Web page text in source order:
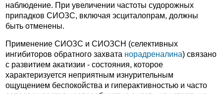
наблюдение. При увеличении частоты судорожных
припадков СИОЗС, включая эсциталопрам, должны
быть отменены.
Применение СИОЗС и СИОЗСН (селективных
ингибиторов обратного захвата норадреналина) связано
с развитием акатизии - состояния, которое
характеризуется неприятным изнурительным
ощущением беспокойства и гиперактивностью и часто